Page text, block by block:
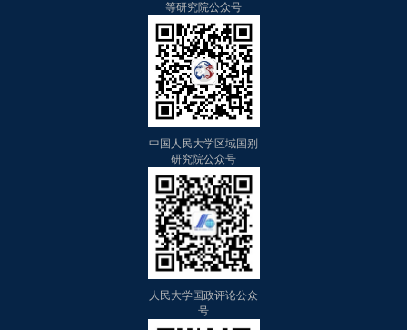
等研究院公众号
中国人民大学区域国别
研究院公众号
人民大学国政评论公众
号